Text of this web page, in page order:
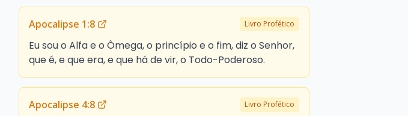
Apocalipse 1:8 Livro Profético
Eu sou o Alfa e o Ômega, o princípio e o fim, diz o Senhor,
que é, e que era, e que há de vir, o Todo-Poderoso.
Apocalipse 4:8 Livro Profético